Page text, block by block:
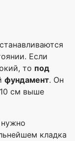
Если
то под
фундамент. Он
см выше
нужно
кладка